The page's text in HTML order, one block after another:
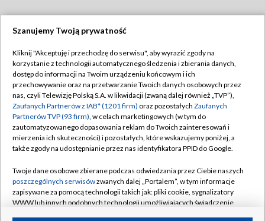
TVP
Abonament TVP
Emisja w TVP
Centrum informacji TVP
Naziemna Telewizja Cyfrowa
Rada Programowa
System NOS
Informacje o nadawcy
Regulamin TVP
Polityka prywatności
Moje zgody
Pomoc
Kontakt
Szanujemy Twoją prywatność
Kliknij "Akceptuję i przechodzę do serwisu", aby wyrazić zgody na
korzystanie z technologii automatycznego śledzenia i zbierania danych,
dostęp do informacji na Twoim urządzeniu końcowym i ich
przechowywanie oraz na przetwarzanie Twoich danych osobowych przez
nas, czyli Telewizję Polską S.A. w likwidacji (zwaną dalej również „TVP”),
Zaufanych Partnerów z IAB* (1201 firm) oraz pozostałych Zaufanych
Partnerów TVP (93 firm), w celach marketingowych (w tym do
zautomatyzowanego dopasowania reklam do Twoich zainteresowań i
mierzenia ich skuteczności) i pozostałych, które wskazujemy poniżej, a
także zgody na udostępnianie przez nas identyfikatora PPID do Google.
Twoje dane osobowe zbierane podczas odwiedzania przez Ciebie naszych
poszczególnych serwisówzwanych dalej „Portalem”, w tym informacje
zapisywane za pomocą technologii takich jak: pliki cookie, sygnalizatory
WWW lub innych podobnych technologii umożliwiających świadczenie